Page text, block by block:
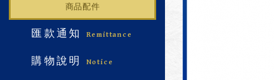
商品配件
匯款通知 Remittance
購物說明 Notice